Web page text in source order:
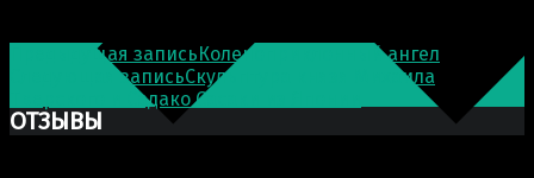
Предыдущая запись Коленоприклонный ангел
Следующая записьСкульптура князя Михаила
Тверского и Садако Сасаки из Японии
ОТЗЫВЫ